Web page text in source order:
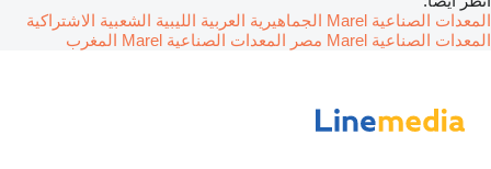
المعدات الصناعية Marel الجماهيرية العربية الليبية الشعبية الاشتراكية
المعدات الصناعية Marel مصر
المعدات الصناعية Marel المغرب